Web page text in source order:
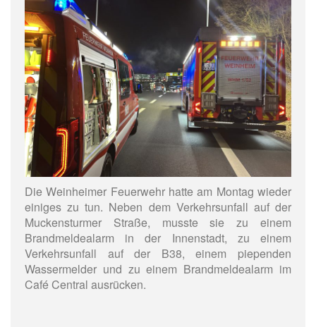
Die Weinheimer Feuerwehr hatte am Montag wieder
einiges zu tun. Neben dem Verkehrsunfall auf der
Muckensturmer Straße, musste sie zu einem
Brandmeldealarm in der Innenstadt, zu einem
Verkehrsunfall auf der B38, einem piependen
Wassermelder und zu einem Brandmeldealarm im
Café Central ausrücken.